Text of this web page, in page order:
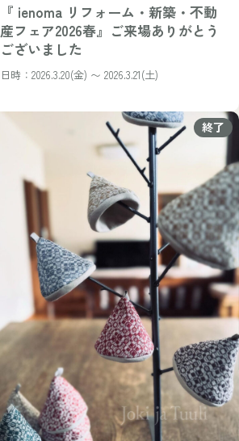
『 ienoma リフォーム・新築・不動
産フェア2026春』ご来場ありがとう
ございました
日時：2026.3.20(金) 〜 2026.3.21(土)
終了